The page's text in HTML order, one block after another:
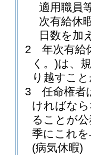
適用職員
次有給休
日数を加
2
年次有給
く。)は、
り越すこ
3
任命権者
ければな
ることが
季にこれ
(病気休暇)